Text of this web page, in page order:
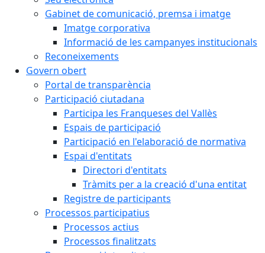
Gabinet de comunicació, premsa i imatge
Imatge corporativa
Informació de les campanyes institucionals
Reconeixements
Govern obert
Portal de transparència
Participació ciutadana
Participa les Franqueses del Vallès
Espais de participació
Participació en l'elaboració de normativa
Espai d'entitats
Directori d'entitats
Tràmits per a la creació d'una entitat
Registre de participants
Processos participatius
Processos actius
Processos finalitzats